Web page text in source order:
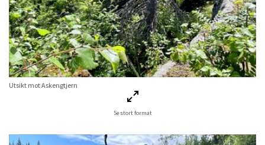
Utsikt mot Askengtjern
Se stort format